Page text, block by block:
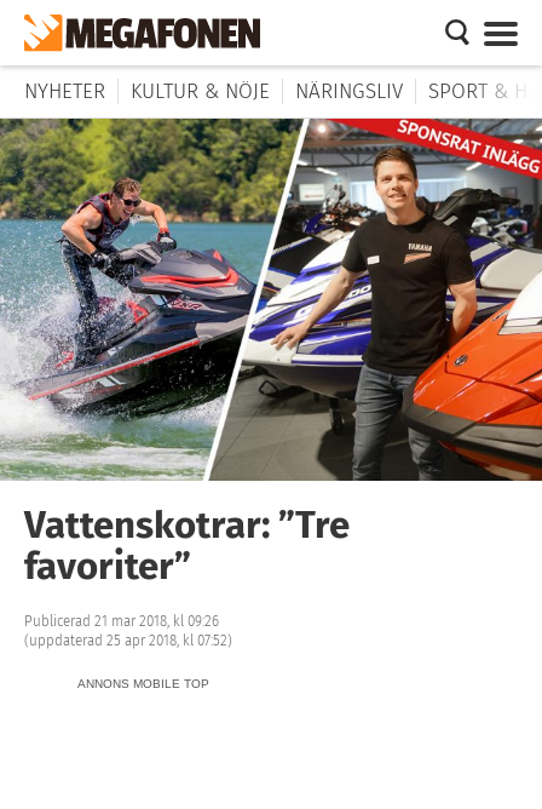
NYHETER KULTUR & NÖJE NÄRINGSLIV SPORT &
Vattenskotrar: ”Tre
favoriter”
Publicerad 21 mar 2018, kl 09:26
(uppdaterad 25 apr 2018, kl 07:52)
ANNONS MOBILE TOP